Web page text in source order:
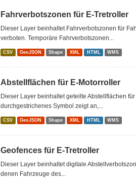
Fahrverbotszonen für E-Tretroller
Dieser Layer beinhaltet Fahrverbotszonen für
verboten. Temporäre Fahrverbotszonen...
CSV GeoJSON Shape XML HTML WMS
Abstellflächen für E-Motorroller
Dieser Layer beinhaltet geteilte Abstellflächen
durchgestrichenes Symbol zeigt an,...
CSV GeoJSON Shape XML HTML WMS
Geofences für E-Tretroller
Dieser Layer beinhaltet digitale
denen Fahrzeuge des...